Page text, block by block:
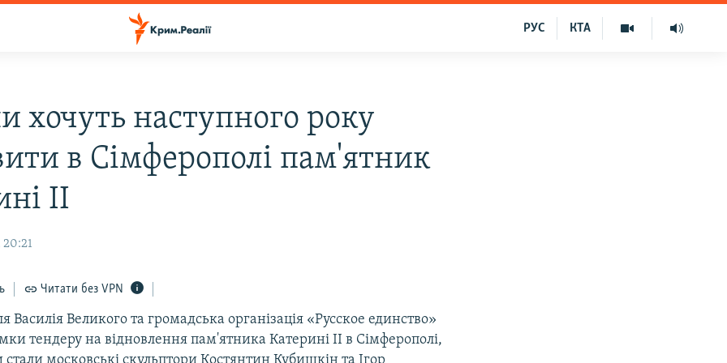
КТА
РУС
хочуть наступного року
в Сімферополі пам'ятник
II
20:21
Читати без VPN
Василія Великого та громадська організація «Русское единство»
тендеру на відновлення пам'ятника Катерині II в Сімферополі,